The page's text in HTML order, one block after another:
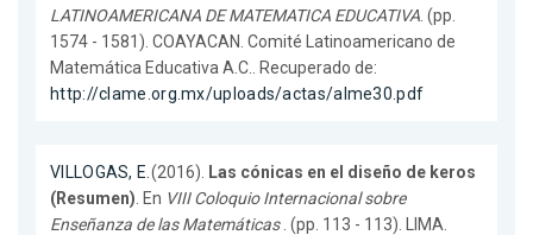
LATINOAMERICANA DE MATEMATICA EDUCATIVA . (pp.
1574 - 1581). COAYACAN. Comité Latinoamericano de
Matemática Educativa A.C.. Recuperado de:
http://clame.org.mx/uploads/actas/alme30.pdf
VILLOGAS, E. (2016).
Las cónicas en el diseño de keros
(Resumen) . En VIII Coloquio Internacional sobre
Enseñanza de las Matemáticas . (pp. 113 - 113). LIMA.